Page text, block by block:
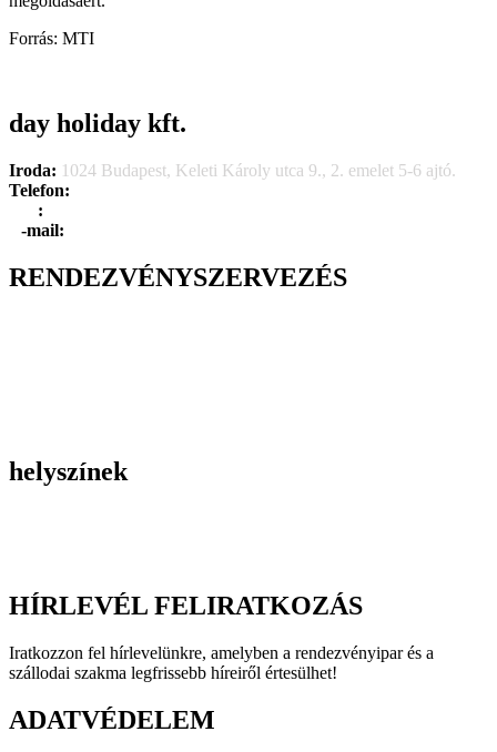
Forrás: MTI
day holiday kft.
Iroda: 1024 Budapest, Keleti Károly utca 9., 2. emelet 5-6 ajtó.
Telefon:
:
-mail:
RENDEZVÉNYSZERVEZÉS
helyszínek
HÍRLEVÉL FELIRATKOZÁS
Iratkozzon fel hírlevelünkre, amelyben a rendezvényipar és a
szállodai szakma legfrissebb híreiről értesülhet!
ADATVÉDELEM